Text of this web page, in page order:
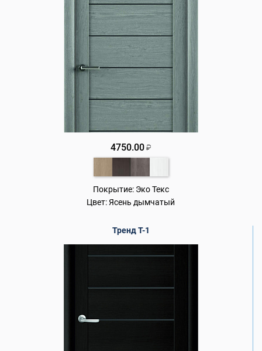
4750.00 ₽
Покрытие: Эко Текс
Цвет: Ясень дымчатый
Тренд Т-1